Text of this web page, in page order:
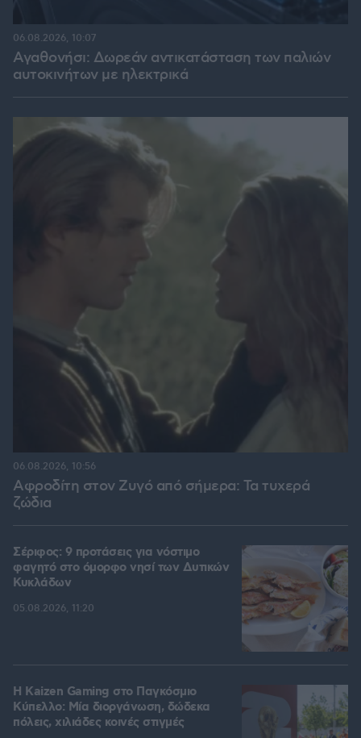
Αγαθονήσι: Δωρεάν αντικατάσταση των παλιών
αυτοκινήτων με ηλεκτρικά
06.08.2026, 10:07
Αφροδίτη στον Ζυγό από σήμερα: Τα τυχερά
ζώδια
06.08.2026, 10:56
Σέριφος: 9 προτάσεις για νόστιμο
φαγητό στο όμορφο νησί των Δυτικών
Κυκλάδων
05.08.2026, 11:20
H Kaizen Gaming στο Παγκόσμιο
Kύπελλο: Μία διοργάνωση, δώδεκα
πόλεις, χιλιάδες κοινές στιγμές